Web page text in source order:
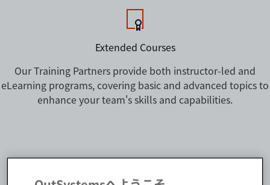
Extended Courses
Our Training Partners provide both instructor-led and
eLearning programs, covering basic and advanced topics to
enhance your team's skills and capabilities.